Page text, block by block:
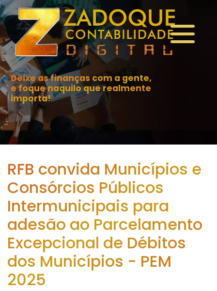
Deixe as finanças com a gente,
e foque naquilo que realmente
importa!
RFB convida Municípios e
Consórcios Públicos
Intermunicipais para
adesão ao Parcelamento
Excepcional de Débitos
dos Municípios - PEM
2025